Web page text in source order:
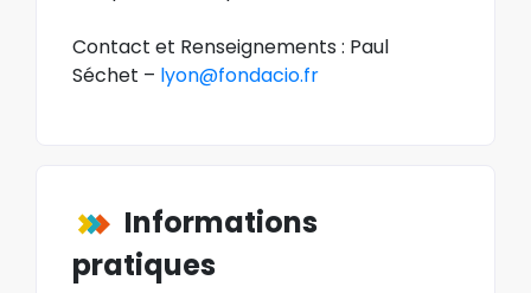
Contact et Renseignements : Paul
Séchet – lyon@fondacio.fr
Informations
pratiques